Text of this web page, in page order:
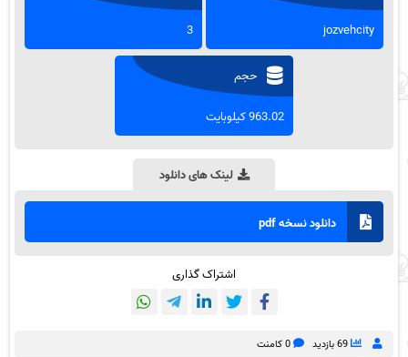
jozvehcity
3
حجم
963.02 کیلوبایت
لینک های دانلود
دانلود نسخه pdf
اشتراک گذاری
69 بازدید 0 کامنت